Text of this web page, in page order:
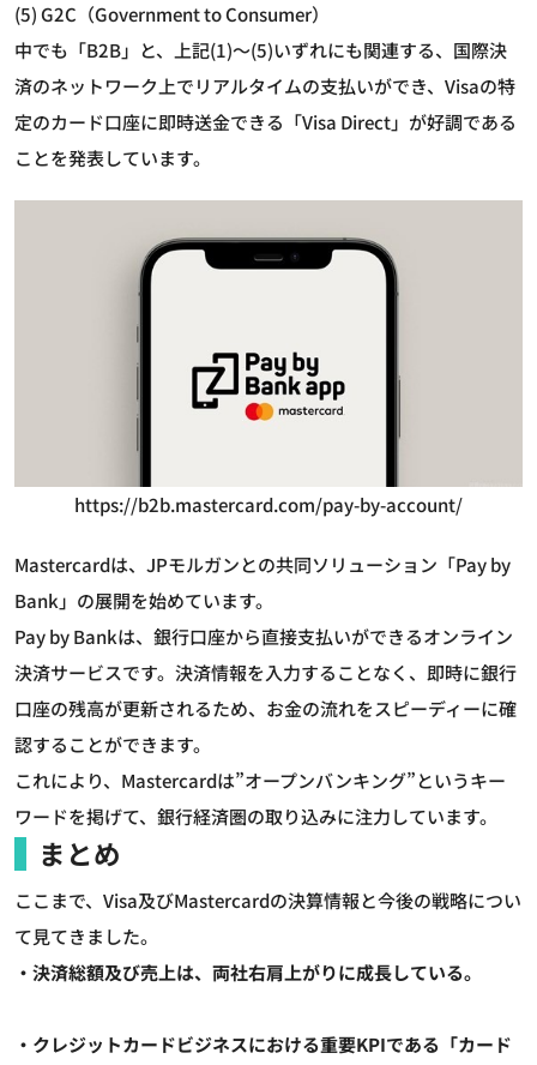
(5) G2C（Government to Consumer）
中でも「B2B」と、上記(1)～(5)いずれにも関連する、国際決
済のネットワーク上でリアルタイムの支払いができ、Visaの特
定のカード口座に即時送金できる「Visa Direct」が好調である
ことを発表しています。
https://b2b.mastercard.com/pay-by-account/
Mastercardは、JPモルガンとの共同ソリューション「Pay by
Bank」の展開を始めています。
Pay by Bankは、銀行口座から直接支払いができるオンライン
決済サービスです。決済情報を入力することなく、即時に銀行
口座の残高が更新されるため、お金の流れをスピーディーに確
認することができます。
これにより、Mastercardは”オープンバンキング”というキー
ワードを掲げて、銀行経済圏の取り込みに注力しています。
まとめ
ここまで、Visa及びMastercardの決算情報と今後の戦略につい
て見てきました。
・決済総額及び売上は、両社右肩上がりに成長している。
・クレジットカードビジネスにおける重要KPIである「カード